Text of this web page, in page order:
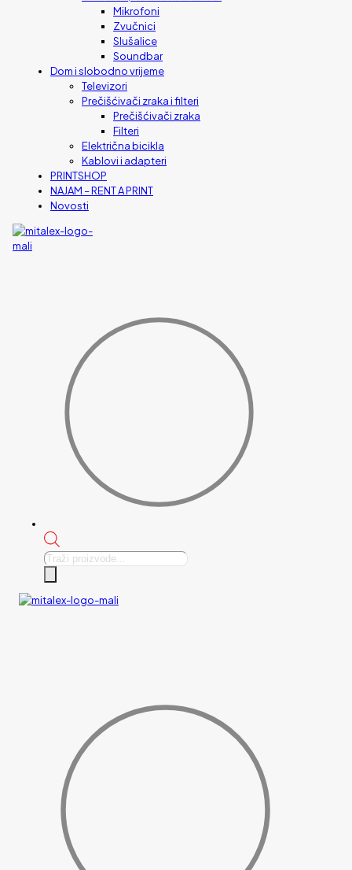
Mikrofoni
Zvučnici
Slušalice
Soundbar
Dom i slobodno vrijeme
Televizori
Prečišćivači zraka i filteri
Prečišćivači zraka
Filteri
Električna bicikla
Kablovi i adapteri
PRINTSHOP
NAJAM – RENT A PRINT
Novosti
Products